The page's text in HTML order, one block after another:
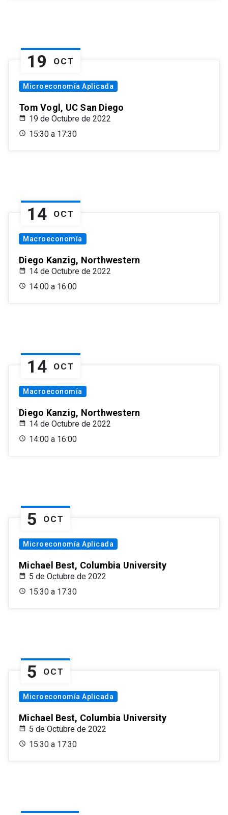
19 OCT
Microeconomía Aplicada
Tom Vogl, UC San Diego
19 de Octubre de 2022
15:30 a 17:30
14 OCT
Macroeconomía
Diego Kanzig, Northwestern
14 de Octubre de 2022
14:00 a 16:00
14 OCT
Macroeconomía
Diego Kanzig, Northwestern
14 de Octubre de 2022
14:00 a 16:00
5 OCT
Microeconomía Aplicada
Michael Best, Columbia University
5 de Octubre de 2022
15:30 a 17:30
5 OCT
Microeconomía Aplicada
Michael Best, Columbia University
5 de Octubre de 2022
15:30 a 17:30